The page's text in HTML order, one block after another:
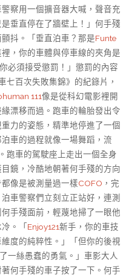
察用一個擴音器大喊，聲音充
垂直停在了牆壁上！」何手殘
抖。「垂直泊車？那是Funte
，你的車體與停車線的夾角是
必須接受懲罰！」懲罰的內容
七百次失敗集錦》的紀錄片，
111像是從科幻電影裡開
漂移而過。跑車的輪胎發出令
力的姿態，精準地停進了一個
車的過程就像一場舞蹈，流
跑車的駕駛座上走出一個全身
鏡，冷酷地朝著何手殘的方向
像是被測量過一樣COFO ，完
車警察們立刻立正站好，連測
手殘面前，輕蔑地掃了一眼他
。「Enjoy121新手，你的車技
度的純粹性。」「但你的後視
一絲愚蠢的勇氣。」車影大人
何手殘的車子按了一下。何手